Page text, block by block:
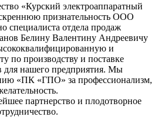
«Курский электроаппаратный
признательность ООО
отдела продаж
Белину Валентину Андреевичу
и
по производству и поставке
для нашего предприятия. Мы
«ПК «ГПО» за профессионализм,
партнерство и плодотворное